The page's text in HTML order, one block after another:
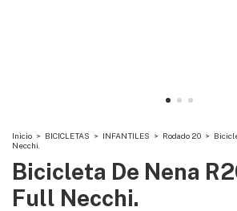
Inicio > BICICLETAS > INFANTILES > Rodado 20 >
Necchi.
Bicicleta De Nena
Full Necchi.